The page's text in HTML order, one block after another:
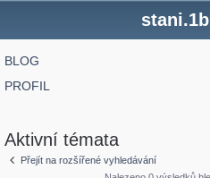
BLOG
PROFIL
Aktivní témata
Přejít na rozšířené vyhledávání